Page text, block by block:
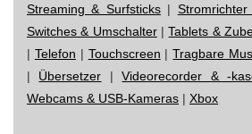
Streaming & Surfsticks|
Switches & Umschalter|Tablets &
| Telefon | Touchscreen |Tragbare
| Übersetzer |Videorecorder & -
Webcams & USB-Kameras | Xbox